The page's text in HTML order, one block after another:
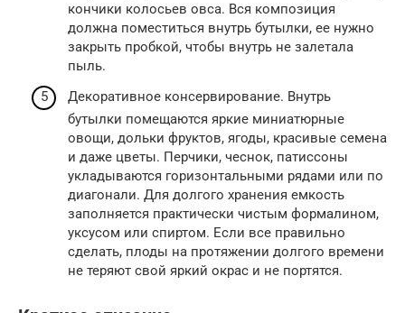
кончики колосьев овса. Вся композиция
должна поместиться внутрь бутылки, ее нужно
закрыть пробкой, чтобы внутрь не залетала
пыль.
Декоративное консервирование. Внутрь
бутылки помещаются яркие миниатюрные
овощи, дольки фруктов, ягоды, красивые семена
и даже цветы. Перчики, чеснок, патиссоны
укладываются горизонтальными рядами или по
диагонали. Для долгого хранения емкость
заполняется практически чистым формалином,
уксусом или спиртом. Если все правильно
сделать, плоды на протяжении долгого времени
не теряют свой яркий окрас и не портятся.